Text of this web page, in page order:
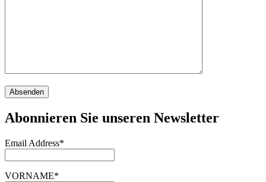
Abonnieren Sie unseren Newsletter
Email Address*
VORNAME*